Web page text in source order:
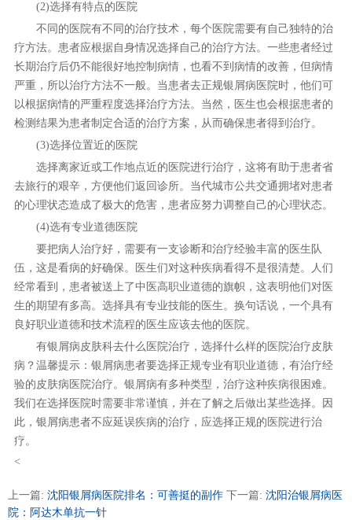
(2)选择有特点的医院
不同的医院有不同的治疗技术，每个医院需要有自己独特的治
疗方法。患者应根据自身情况选择自己的治疗方法。一些患者经过
长期治疗后仍不能很好地控制病情，也看不到病情的改善，但病情
严重，所以治疗方法不一般。当患者去正规银屑病医院时，他们可
以根据病情的严重程度选择治疗方法。当然，医生也会根据患者的
检测结果为患者制定合适的治疗方案，从而确保患者得到治疗。
(3)选择位置近的医院
选择离家近或工作地点近的医院进行治疗，这将有助于患者省
去旅行的艰辛，方便他们返回诊所。当代城市公共交通拥堵对患者
的心理状态造成了极大的危害，患者应努力调整自己的心理状态。
(4)选有专业道德医院
要把病人治疗好，需要有一支诊断和治疗经验丰富的医生队
伍，这是看病的好确保。医生们对这种疾病看得不是很清楚。人们
经常看到，患者被送上了中医高职业道德的旗帜，这表明他们对医
生的期望有多高。选择具有专业技能的医生。换句话说，一个具有
良好职业道德和技术流程的医生应该去他的医院。
有银屑病皮肤科去什么医院治疗，选择什么样的医院治疗皮肤
病？温馨提示：银屑病患者要选择正规专业有职业道德，有治疗经
验的皮肤病医院治疗。银屑病有多种类型，治疗这种疾病很困难。
我们在选择医院时需要非常谨慎，并在了解之后做出某些选择。因
此，银屑病患者不应延误疾病的治疗，应选择正规的医院进行治
疗。
<
上一篇: 沈阳银屑病医院排名：可善挺的副作 下一篇: 沈阳治银屑病医
院：阿达木单抗一针